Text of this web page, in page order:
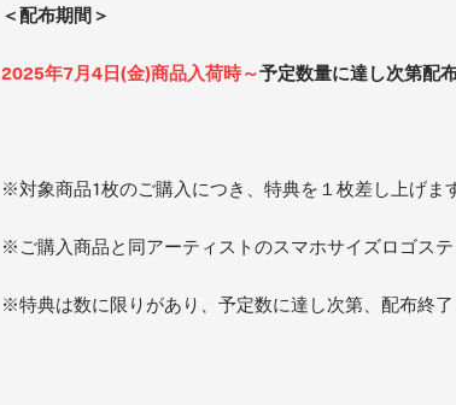
＜配布期間＞
2025年7月4日(金)商品入荷時～予定数量に達し次第配
※対象商品1枚のご購入につき、特典を１枚差し上げます
※ご購入商品と同アーティストのスマホサイズロゴステ
※特典は数に限りがあり、予定数に達し次第、配布終